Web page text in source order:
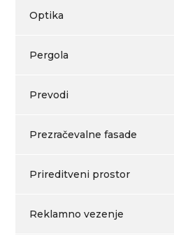
Optika
Pergola
Prevodi
Prezračevalne fasade
Prireditveni prostor
Reklamno vezenje